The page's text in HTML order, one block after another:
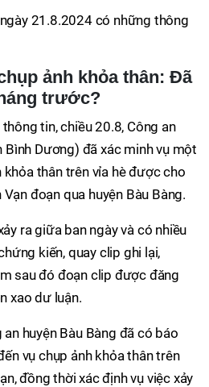
21.8.2024 có những thông
ảnh khỏa thân: Đã
trước?
tin, chiều 20.8, Công an
Bình Dương) đã xác minh vụ một
khỏa thân trên vỉa hè được cho
đoạn qua huyện Bàu Bàng.
ra giữa ban ngày và có nhiều
kiến, quay clip ghi lại,
sau đó đoạn clip được đăng
xao dư luận.
huyện Bàu Bàng đã có báo
vụ chụp ảnh khỏa thân trên
đồng thời xác định vụ việc xảy